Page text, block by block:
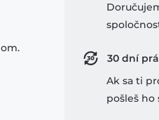
30 dní
Ak sa ti
pošleš ho